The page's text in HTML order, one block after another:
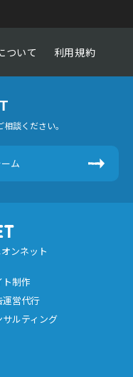
いて 利用規約
談ください。
ム
ンネット
ト制作
運営代行
サルティング